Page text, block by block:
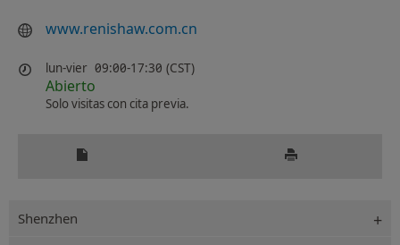
www.renishaw.com.cn
lun-vier 09:00-17:30 (CST)
Abierto
Solo visitas con cita previa.
Shenzhen